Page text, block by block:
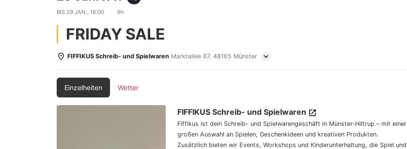
BIS 29 JAN., 18:00 9h
FRIDAY SALE
FIFFIKUS Schreib- und Spielwaren Marktallee 67, 48165 Münster
Einzelheiten Wetter
FIFFIKUS Schreib- und Spielwaren
Fiffikus ist dein Schreib- und Spielwarengeschäft in Münster-Hiltrup – mit einer
großen Auswahl an Spielen, Geschenkideen und kreativen Produkten.
Zusätzlich bieten wir Events, Workshops und Kinderunterhaltung, die Spiel und